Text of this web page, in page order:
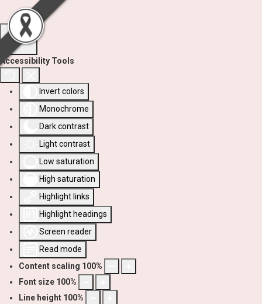
Accessibility Tools
Invert colors
Monochrome
Dark contrast
Light contrast
Low saturation
High saturation
Highlight links
Highlight headings
Screen reader
Read mode
Content scaling 100%
Font size 100%
Line height 100%